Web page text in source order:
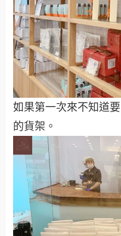
如果第一次來不知道
的貨架。